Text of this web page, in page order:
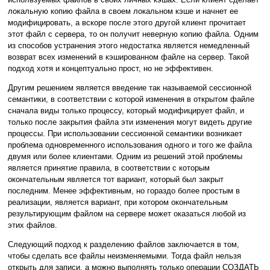
локальную копию файла в своем локальном кэше и начнет ее
модифицировать, а вскоре после этого другой клиент прочитает
этот файл с сервера, то он получит неверную копию файла. Одним
из способов устранения этого недостатка является немедленный
возврат всех изменений в кэшированном файле на сервер. Такой
подход хотя и концептуально прост, но не эффективен.
Другим решением является введение так называемой сессионной
семантики, в соответствии с которой изменения в открытом файле
сначала виды только процессу, который модифицирует файл, и
только после закрытия файла эти изменения могут видеть другие
процессы. При использовании сессионной семантики возникает
проблема одновременного использования одного и того же файла
двумя или более клиентами. Одним из решений этой проблемы
является принятие правила, в соответствии с которым
окончательным является тот вариант, который был закрыт
последним. Менее эффективным, но гораздо более простым в
реализации, является вариант, при котором окончательным
результирующим файлом на сервере может оказаться любой из
этих файлов.
Следующий подход к разделению файлов заключается в том,
чтобы сделать все файлы неизменяемыми. Тогда файл нельзя
открыть для записи, а можно выполнять только операции СОЗДАТЬ